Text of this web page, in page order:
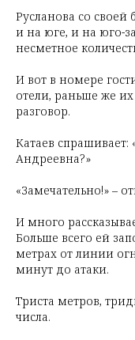
Русланова со
и на юге, и на юго-
несметное
И вот в номере
отели, раньше же
разговор.
Катаев спрашивает:
Андреевна?»
«Замечательно!» –
И много
Больше всего ей
метрах от линии
минут до атаки.
Триста метров,
числа.